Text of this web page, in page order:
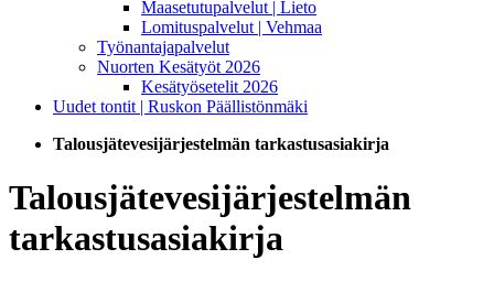
Maasetutupalvelut | Lieto
Lomituspalvelut | Vehmaa
Työnantajapalvelut
Nuorten Kesätyöt 2026
Kesätyösetelit 2026
Uudet tontit | Ruskon Päällistönmäki
Talousjätevesijärjestelmän tarkastusasiakirja
Talousjätevesijärjestelmän
tarkastusasiakirja